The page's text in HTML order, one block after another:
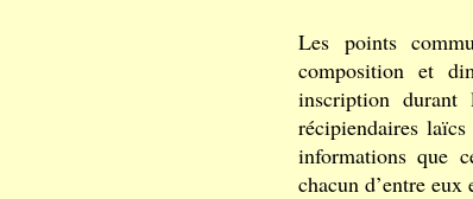
Les points
composition et
inscription
récipiendaires
informations que
chacun d’entre